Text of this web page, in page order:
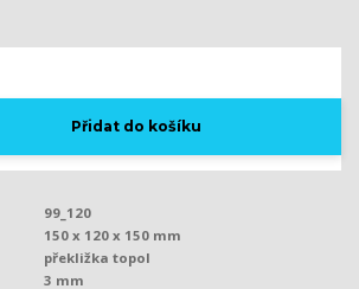
Přidat do košíku
99_120
150 x 120 x 150 mm
překližka topol
3 mm